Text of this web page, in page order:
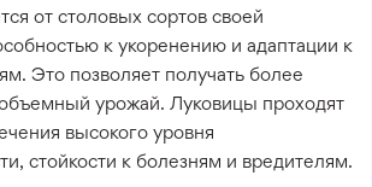
от столовых сортов своей
к укоренению и адаптации к
Это позволяет получать более
урожай. Луковицы проходят
высокого уровня
стойкости к болезням и вредителям.